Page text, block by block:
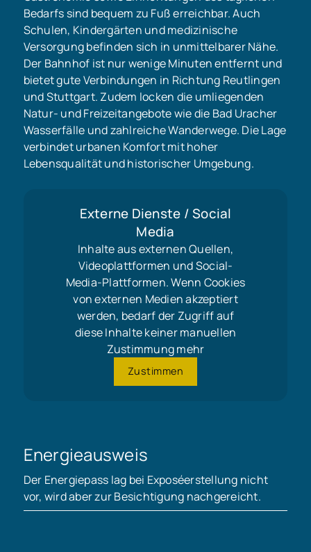
Bedarfs sind bequem zu Fuß erreichbar. Auch
Schulen, Kindergärten und medizinische
Versorgung befinden sich in unmittelbarer Nähe.
Der Bahnhof ist nur wenige Minuten entfernt und
bietet gute Verbindungen in Richtung Reutlingen
und Stuttgart. Zudem locken die umliegenden
Natur- und Freizeitangebote wie die Bad Uracher
Wasserfälle und zahlreiche Wanderwege. Die Lage
verbindet urbanen Komfort mit hoher
Lebensqualität und historischer Umgebung.
Externe Dienste / Social
Media
Inhalte aus externen Quellen,
Videoplattformen und Social-
Media-Plattformen. Wenn Cookies
von externen Medien akzeptiert
werden, bedarf der Zugriff auf
diese Inhalte keiner manuellen
Zustimmung mehr
Zustimmen
Energieausweis
Der Energiepass lag bei Exposéerstellung nicht
vor, wird aber zur Besichtigung nachgereicht.